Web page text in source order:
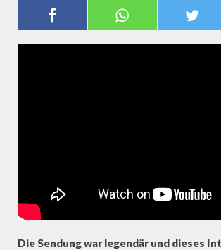
WILLEMSEN
CHEF MARKWORT
Die Sendung war legendär und dieses